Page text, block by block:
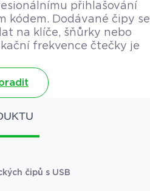
přihlašování
kódem. Dodávané čipy se
na klíče, šňůrky nebo
frekvence čtečky je
čipů s USB